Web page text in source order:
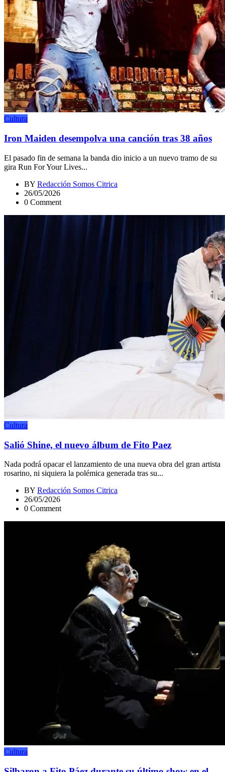
Cultura
Iron Maiden desempolva una canción tras 38 años
El pasado fin de semana la banda dio inicio a un nuevo tramo de su
gira Run For Your Lives...
BY Redacción Somos Citrica
26/05/2026
0 Comment
Cultura
Salió Shine, el nuevo álbum de Fito Paez
Nada podrá opacar el lanzamiento de una nueva obra del gran artista
rosarino, ni siquiera la polémica generada tras su...
BY Redacción Somos Citrica
26/05/2026
0 Comment
Cultura